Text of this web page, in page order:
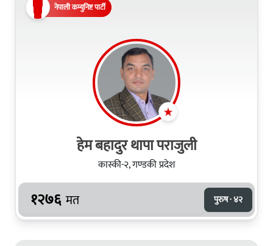
नेपाली कम्युनिष्ट पार्टी
हेम बहादुर थापा पराजुली
कास्की-२, गण्डकी प्रदेश
१२७६ मत पुरुष · ४२